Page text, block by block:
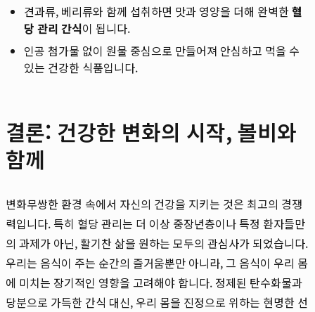
견과류, 베리류와 함께 섭취하면 맛과 영양을 더해 완벽한혈
당 관리 간식이 됩니다.
인공 첨가물 없이 원물 중심으로 만들어져 안심하고 먹을 수
있는 건강한 식품입니다.
결론: 건강한 변화의 시작, 볼비와
함께
변화무쌍한 환경 속에서 자신의 건강을 지키는 것은 최고의 경쟁
력입니다. 특히 혈당 관리는 더 이상 중장년층이나 특정 환자들만
의 과제가 아닌, 활기찬 삶을 원하는 모두의 관심사가 되었습니다.
우리는 음식이 주는 순간의 즐거움뿐만 아니라, 그 음식이 우리 몸
에 미치는 장기적인 영향을 고려해야 합니다. 정제된 탄수화물과
당분으로 가득한 간식 대신, 우리 몸을 진정으로 위하는 현명한 선